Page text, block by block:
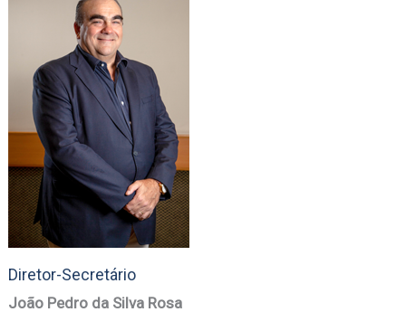
Diretor-Secretário
João Pedro da Silva Rosa